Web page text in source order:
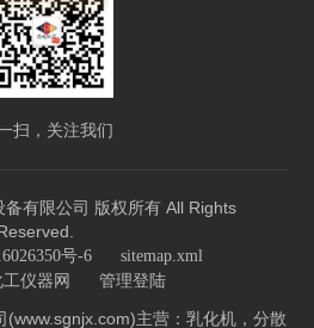
扫，关注我们
有限公司 版权所有 All Rights
号-6 sitemap.xml
工仪器网 管理登陆
(www.sgnjx.com)主营：乳化机，分散